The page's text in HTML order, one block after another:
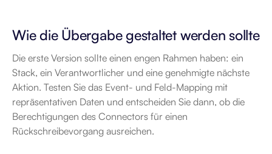
Wie die Übergabe gestaltet werden sollte
Die erste Version sollte einen engen Rahmen haben: ein
Stack, ein Verantwortlicher und eine genehmigte nächste
Aktion. Testen Sie das Event- und Feld-Mapping mit
repräsentativen Daten und entscheiden Sie dann, ob die
Berechtigungen des Connectors für einen
Rückschreibevorgang ausreichen.